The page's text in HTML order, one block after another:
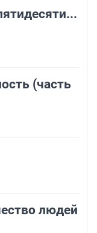
(часть
людей